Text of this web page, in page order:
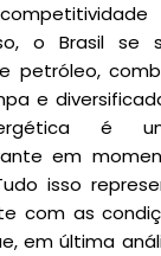
o Brasil se
petróleo,
e
é
em
isso
com as
em última